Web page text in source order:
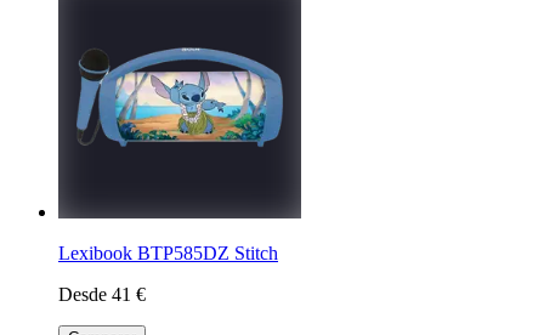
Lexibook BTP585DZ Stitch
Desde 41 €